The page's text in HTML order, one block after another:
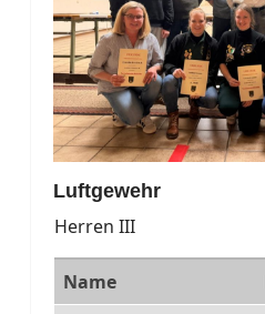
Luftgewehr
Herren III
Name